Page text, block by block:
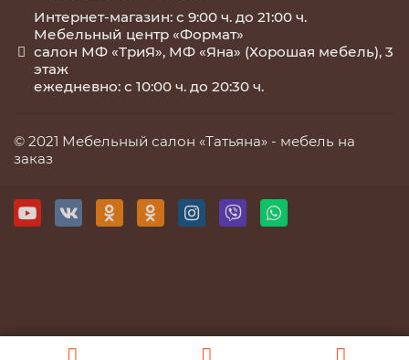
Интернет-магазин: с 9:00 ч. до 21:00 ч.
Мебельный центр «Формат»
салон МФ «ТриЯ», МФ «Яна» (Хорошая мебель), 3
этаж
ежедневно: с 10:00 ч. до 20:30 ч.
© 2021 Мебельный салон «Татьяна» - мебель на
заказ